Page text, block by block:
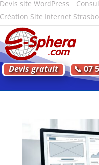
Devis site WordPress
Création Site Internet
Devis gratuit 📞 07